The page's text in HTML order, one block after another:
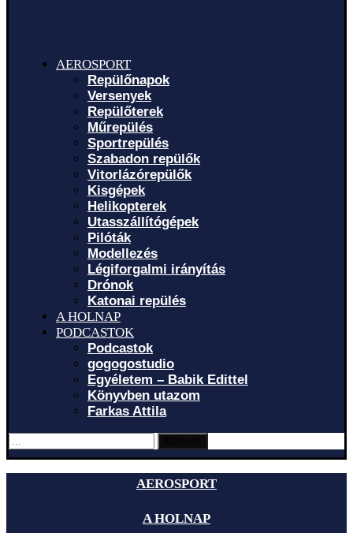
AEROSPORT
Repülőnapok
Versenyek
Repülőterek
Műrepülés
Sportrepülés
Szabadon repülők
Vitorlázórepülők
Kisgépek
Helikopterek
Utasszállítógépek
Pilóták
Modellezés
Légiforgalmi irányítás
Drónok
Katonai repülés
A HOLNAP
PODCASTOK
Podcastok
gogogostudio
Egyéletem – Babik Edittel
Könyvben utazom
Farkas Attila
AEROSPORT
A HOLNAP